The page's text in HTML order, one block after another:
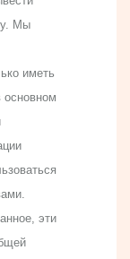
Мы
иметь
основном
эти